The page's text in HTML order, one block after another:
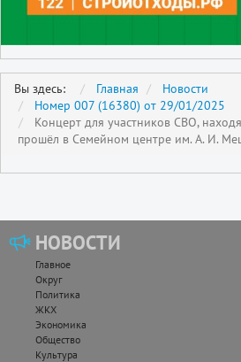
Вы здесь: Главная
Новости
Номер 007 (16380) от 29/01/2025
Концерт для участников СВО,
прошёл в Семейном центре им. А. И.
НОВОСТИ
Главное
Округ
Политика
ЖКХ
Экономика
Общество
Культура